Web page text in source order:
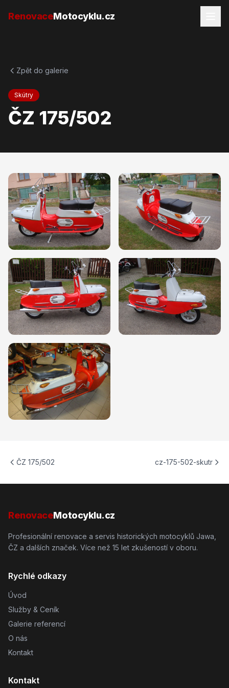
RenovaceMotocyklu.cz
Zpět do galerie
Skútry
ČZ 175/502
ČZ 175/502 cz-175-502-skutr
RenovaceMotocyklu.cz
Profesionální renovace a servis historických motocyklů Jawa,
ČZ a dalších značek. Více než 15 let zkušeností v oboru.
Rychlé odkazy
Úvod
Služby & Ceník
Galerie referencí
O nás
Kontakt
Kontakt